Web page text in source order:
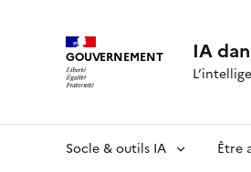
GOUVERNEMENT IA
Socle & outils IA Être